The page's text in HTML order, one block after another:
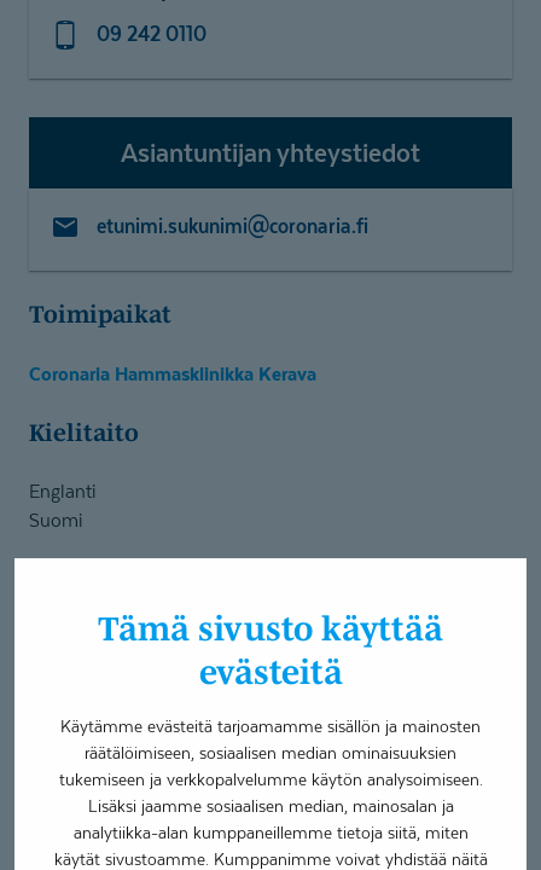
Tämä sivusto käyttää
evästeitä
Käytämme evästeitä tarjoamamme sisällön ja mainosten
räätälöimiseen, sosiaalisen median ominaisuuksien
tukemiseen ja verkkopalvelumme käytön analysoimiseen.
Lisäksi jaamme sosiaalisen median, mainosalan ja
analytiikka-alan kumppaneillemme tietoja siitä, miten
käytät sivustoamme. Kumppanimme voivat yhdistää näitä
09 242 0110
Asiantuntijan yhteystiedot
etunimi.sukunimi@coronaria.fi
Toimipaikat
Coronaria Hammasklinikka Kerava
Kielitaito
Englanti
Suomi
Hampaan paikkaus tai lohkeaman korjaus
Hammaslääkäripalvelut
Hammastarkastus
Hammassärky tai -tapaturma
Muut suun alueen vaivat
Hammaslääkäripalvelut palvelusetelit
Hammastarkastus jännittäjälle tai pelokkaalle